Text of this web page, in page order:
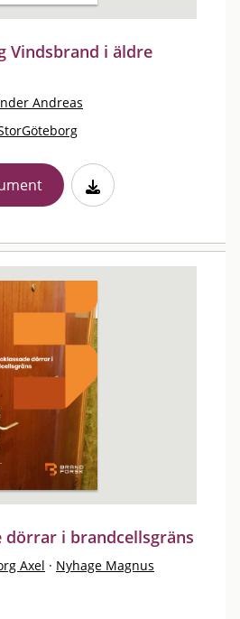
Vindsbrand i äldre
Andreas
dörrar i brandcellsgräns
Axel · Nyhage Magnus